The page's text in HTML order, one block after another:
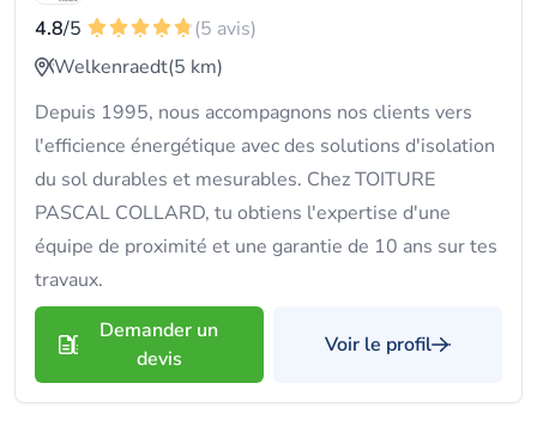
4.8/5
(5 avis)
Welkenraedt(5 km)
Depuis 1995, nous accompagnons nos clients vers
l'efficience énergétique avec des solutions d'isolation
du sol durables et mesurables. Chez TOITURE
PASCAL COLLARD, tu obtiens l'expertise d'une
équipe de proximité et une garantie de 10 ans sur tes
travaux.
Demander un
devis
Voir le profil